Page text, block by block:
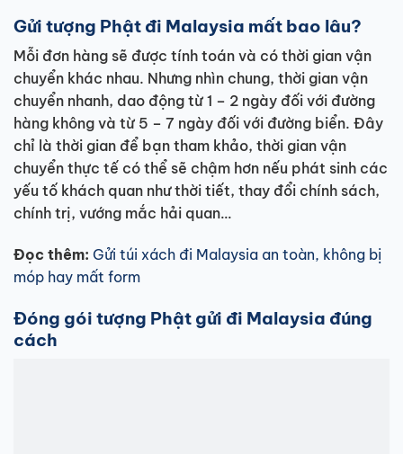
Gửi tượng Phật đi Malaysia mất bao lâu?
Mỗi đơn hàng sẽ được tính toán và có thời gian vận
chuyển khác nhau. Nhưng nhìn chung, thời gian vận
chuyển nhanh, dao động từ 1 – 2 ngày đối với đường
hàng không và từ 5 – 7 ngày đối với đường biển. Đây
chỉ là thời gian để bạn tham khảo, thời gian vận
chuyển thực tế có thể sẽ chậm hơn nếu phát sinh các
yếu tố khách quan như thời tiết, thay đổi chính sách,
chính trị, vướng mắc hải quan…
Đọc thêm: Gửi túi xách đi Malaysia an toàn, không bị
móp hay mất form
Đóng gói tượng Phật gửi đi Malaysia đúng
cách